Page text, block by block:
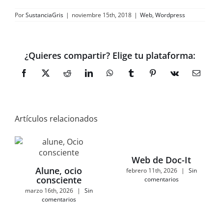
PorSustanciaGris | noviembre 15th, 2018 | Web, Wordpress
¿Quieres compartir? Elige tu plataforma:
Facebook
X RedditLinkedInWhatsAppTumblrPinterest
Vk
Correo
Artículos relacionados
Alune, ocio
consciente
marzo 16th, 2026 |
Sin
comentarios
Web de Doc-It
febrero 11th, 2026 |
Sin
comentarios